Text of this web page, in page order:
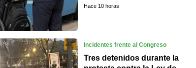
Hace 10 horas
Incidentes frente al Congreso
Tres detenidos durante la